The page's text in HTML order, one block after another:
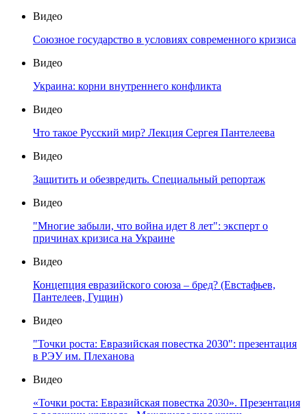
Видео
Союзное государство в условиях современного кризиса
Видео
Украина: корни внутреннего конфликта
Видео
Что такое Русский мир? Лекция Сергея Пантелеева
Видео
Защитить и обезвредить. Специальный репортаж
Видео
"Многие забыли, что война идет 8 лет": эксперт о
причинах кризиса на Украине
Видео
Концепция евразийского союза – бред? (Евстафьев,
Пантелеев, Гущин)
Видео
"Точки роста: Евразийская повестка 2030": презентация
в РЭУ им. Плеханова
Видео
«Точки роста: Евразийская повестка 2030». Презентация